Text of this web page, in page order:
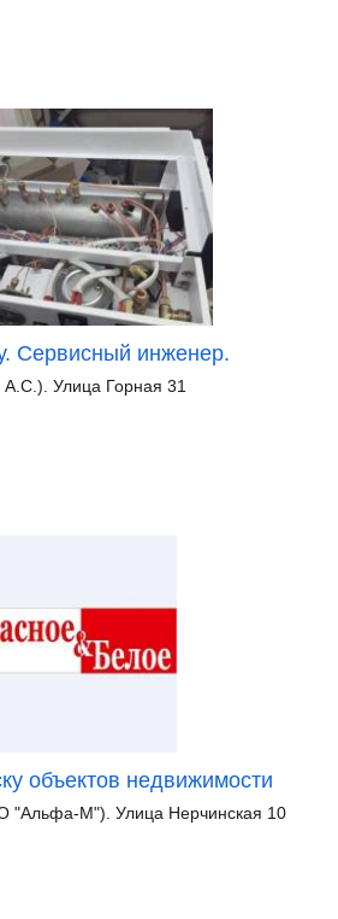
Сервисный инженер.
Улица Горная 31
объектов недвижимости
"Альфа-М"). Улица Нерчинская 10